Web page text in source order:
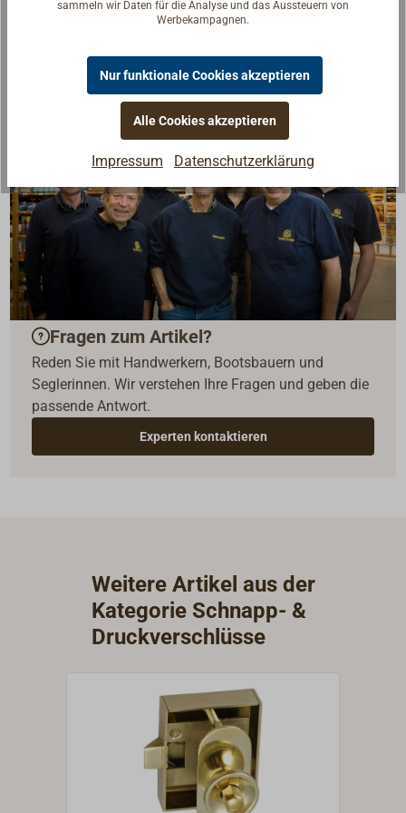
Fragen zum Artikel?
Reden Sie mit Handwerkern, Bootsbauern und
Seglerinnen. Wir verstehen Ihre Fragen und geben die
passende Antwort.
Experten kontaktieren
Weitere Artikel aus der
Kategorie Schnapp- &
Druckverschlüsse
sammeln wir Daten für die Analyse und das Aussteuern von
Werbekampagnen.
Nur funktionale Cookies akzeptieren
Alle Cookies akzeptieren
Impressum Datenschutzerklärung